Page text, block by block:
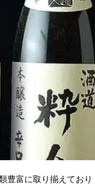
豊富に取り揃えており